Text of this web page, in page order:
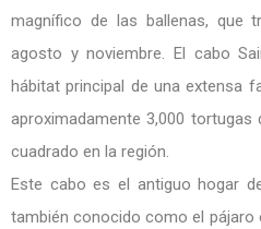
magnífico de las ballenas, que
agosto y noviembre. El cabo
hábitat principal de una extensa
aproximadamente 3,000
cuadrado en la región.
Este cabo es el antiguo hogar
también conocido como el pájaro